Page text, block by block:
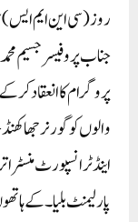
روز (سی این ایم ایس)
جناب پروفیسر جسیم
پروگرام کا انعقاد
والوں کو گورنر
اینڈ ٹرانسپورٹ
پارلیمنٹ بلیا۔ کے